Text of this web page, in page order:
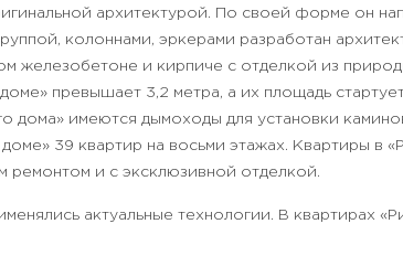
архитектурой. По своей форме он
колоннами, эркерами разработан
железобетоне и кирпиче с отделкой из
превышает 3,2 метра, а их площадь
дома» имеются дымоходы для установки
39 квартир на восьми этажах. Квартиры в
ремонтом и с эксклюзивной отделкой.
актуальные технологии. В квартирах